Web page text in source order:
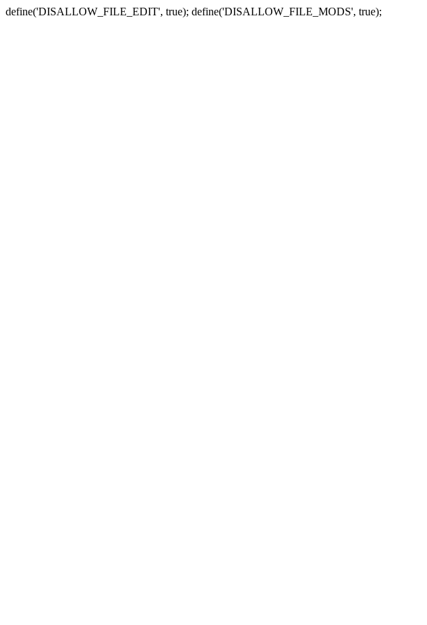
define('DISALLOW_FILE_EDIT', true); define('DISALLOW_FILE_MODS', true);